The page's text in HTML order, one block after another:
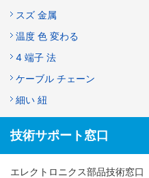
スズ 金属
温度 色 変わる
4 端子 法
ケーブル チェーン
細い 紐
技術サポート窓口
エレクトロニクス部品技術窓口